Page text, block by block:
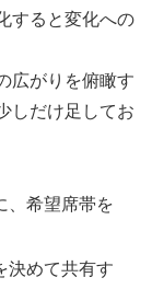
すると変化への
広がりを俯瞰す
しだけ足してお
希望席帯を
決めて共有す